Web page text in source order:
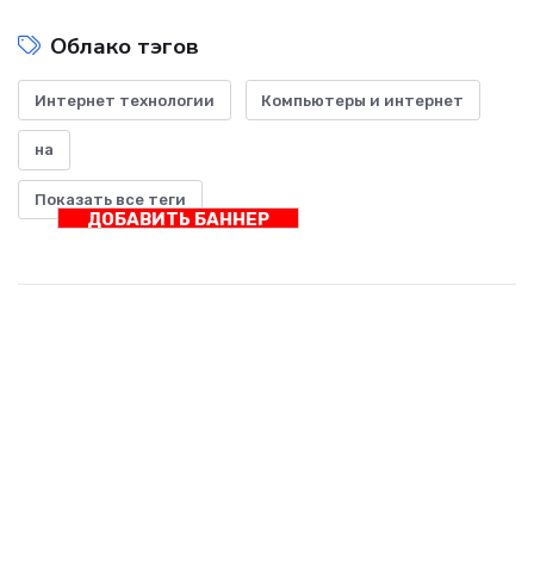
Облако тэгов
Интернет технологии Компьютеры и интернет
на
Показать все теги
ДОБАВИТЬ БАННЕР